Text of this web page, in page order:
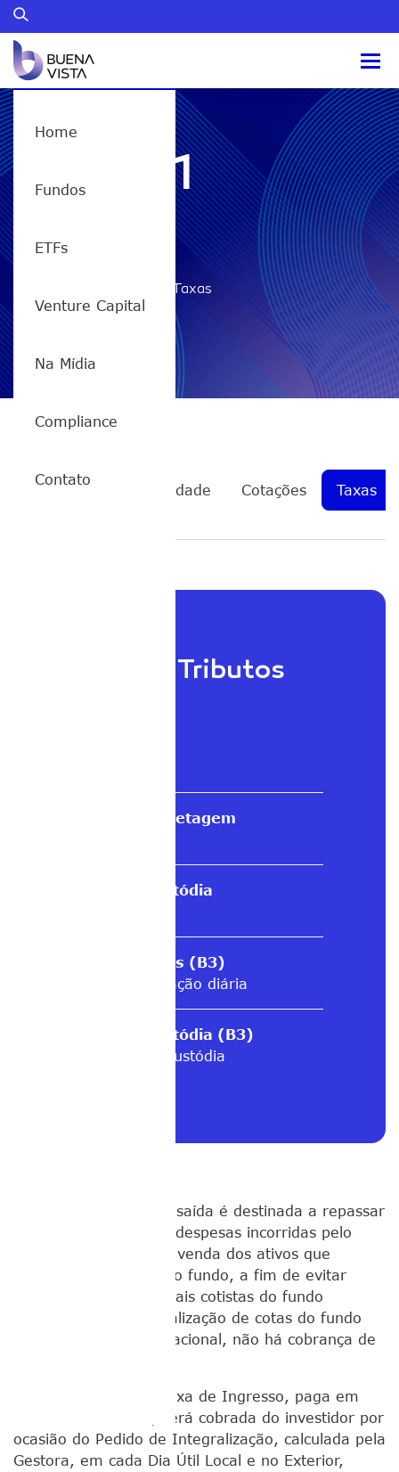
Home
Fundos
ETFs
Venture Capital
Na Mídia
Compliance
Contato
ETHY11
Taxas
ETHY11 – Taxas
ETHY11 Rentabilidade Cotações Taxas
Taxas e Tributos
Taxa de corretagem
Taxa de Custódia
Emolumentos (B3)
% movimentação diária
Taxa de Custódia (B3)
% Valor em custódia
A taxa de ingresso ou saída é destinada a repassar
ao investidor custos e despesas incorridas pelo
fundo na aquisição ou venda dos ativos que
compõem a carteira do fundo, a fim de evitar
prejuízos para os demais cotistas do fundo
decorrentes da integralização de cotas do fundo
em moeda corrente nacional, não há cobrança de
Taxa de Ingresso, paga em
benefício da Classe, será cobrada do investidor por
ocasião do Pedido de Integralização, calculada pela
Gestora, em cada Dia Útil Local e no Exterior,